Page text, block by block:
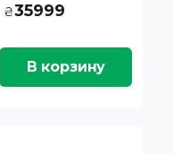
₴35999
В корзину